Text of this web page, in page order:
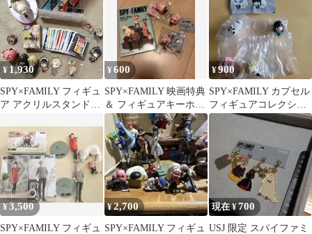
¥ 1,930
SPY×FAMILY フィギュ
ア アクリルスタンド
¥600
SPY×FAMILY 映画特典
＆ フィギュアキーホル
ダー
¥900
SPY×FAMILY カプセル
フィギュアコレクショ
ン2 全4種 匿名配送
¥3,500
SPY×FAMILY フィギュ
¥2,700
SPY×FAMILY フィギュ
現在 ¥700
USJ 限定 スパイファミ